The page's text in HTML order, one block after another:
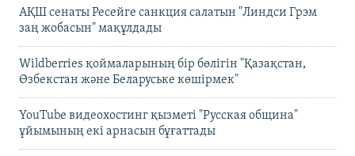
АҚШ сенаты Ресейге санкция салатын "Линдси Грэм
заң жобасын" мақұлдады
Wildberries қоймаларының бір бөлігін "Қазақстан,
Өзбекстан және Беларуське көшірмек"
YouTube видеохостинг қызметі "Русская община"
ұйымының екі арнасын бұғаттады